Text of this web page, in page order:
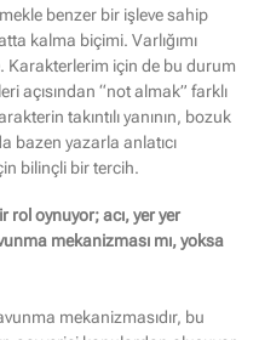
benzer bir işleve sahip
kalma biçimi. Varlığımı
Karakterlerim için de bu durum
açısından “not almak” farklı
takıntılı yanının, bozuk
bazen yazarla anlatıcı
bilinçli bir tercih.
rol oynuyor; acı, yer yer
mekanizması mı, yoksa
mekanizmasıdır, bu